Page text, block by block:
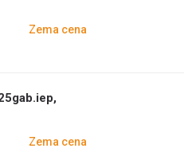
Zema cena
Zema cena